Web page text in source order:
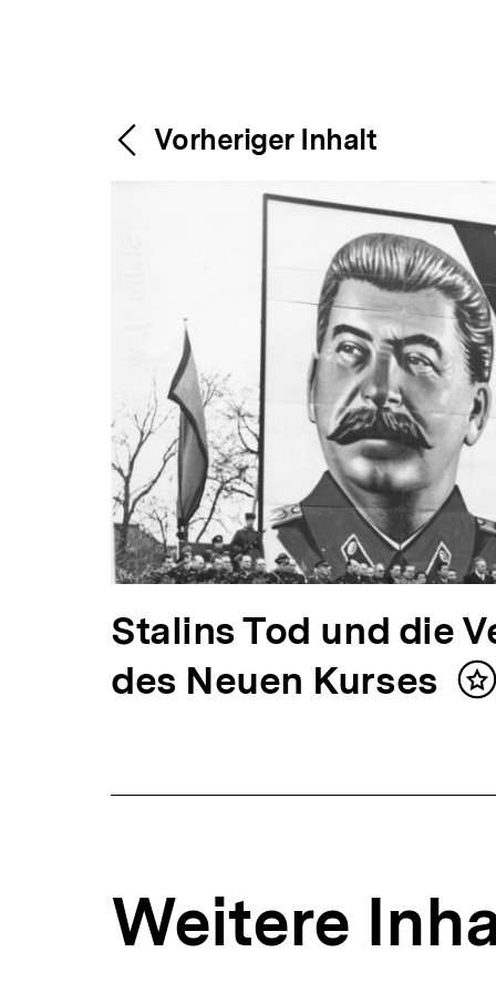
Weitere
Inhalte
Content-
Navigation
Vorheriger Inhalt
V
o
i
Stalins Tod und die
des Neuen Kurses
Weitere